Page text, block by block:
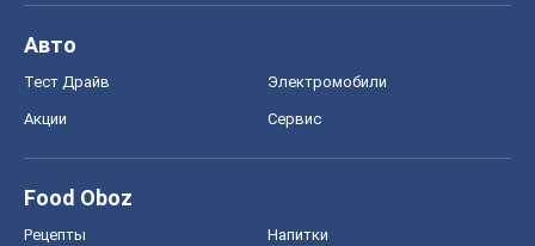
Авто
Тест Драйв Электромобили
Акции Сервис
Food Oboz
Рецепты Напитки